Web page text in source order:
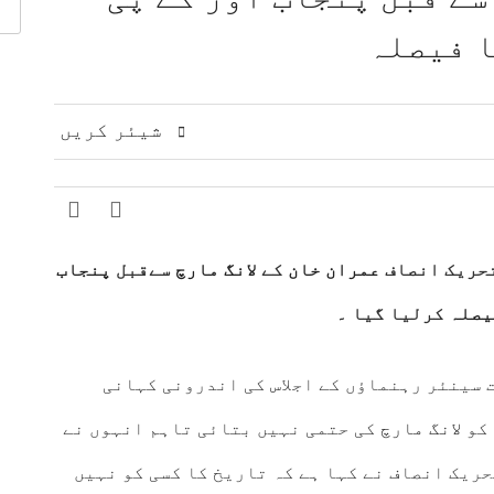
مشرق وسطیٰ پر اہم تبادلہ خیال
دفاعی تعاون بڑھانے پر اتفاق
فیصلہ
شیئر کریں
انصاف عمران خان کے لانگ مارچ سےقبل پنجاب
کرلیا گیا ۔
سینئر رہنماؤں کے اجلاس کی اندرونی کہانی
کو لانگ مارچ کی حتمی نہیں بتائی تاہم انہوں نے
انصاف نے کہا ہے کہ تاریخ کا کسی کو نہیں